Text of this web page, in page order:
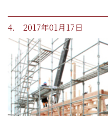
4. 2017年01月17日